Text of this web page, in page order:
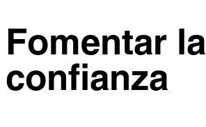
Fomentar la
confianza